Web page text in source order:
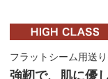
フラットシーム用送
強靭で、肌に優